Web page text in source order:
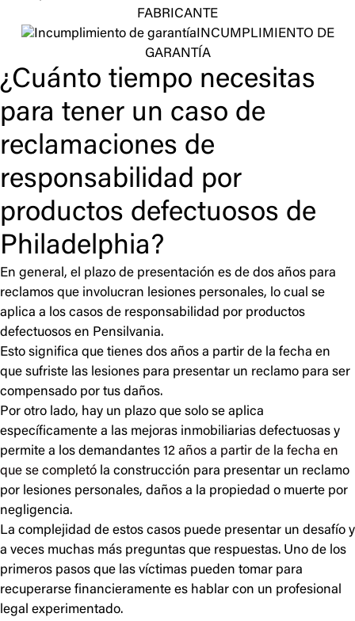
FABRICANTE
INCUMPLIMIENTO DE
GARANTÍA
¿Cuánto tiempo necesitas
para tener un caso de
reclamaciones de
responsabilidad por
productos defectuosos de
Philadelphia?
En general, el plazo de presentación es de dos años para
reclamos que involucran lesiones personales, lo cual se
aplica a los casos de responsabilidad por productos
defectuosos en Pensilvania.
Esto significa que tienes dos años a partir de la fecha en
que sufriste las lesiones para presentar un reclamo para ser
compensado por tus daños.
Por otro lado, hay un plazo que solo se aplica
específicamente a las mejoras inmobiliarias defectuosas y
permite a los demandantes 12 años a partir de la fecha en
que se completó la construcción para presentar un reclamo
por lesiones personales, daños a la propiedad o muerte por
negligencia.
La complejidad de estos casos puede presentar un desafío y
a veces muchas más preguntas que respuestas. Uno de los
primeros pasos que las víctimas pueden tomar para
recuperarse financieramente es hablar con un profesional
legal experimentado.